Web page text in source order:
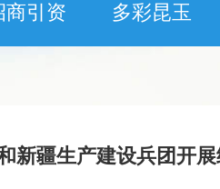
商引资 多彩昆玉
新疆生产建设兵团开